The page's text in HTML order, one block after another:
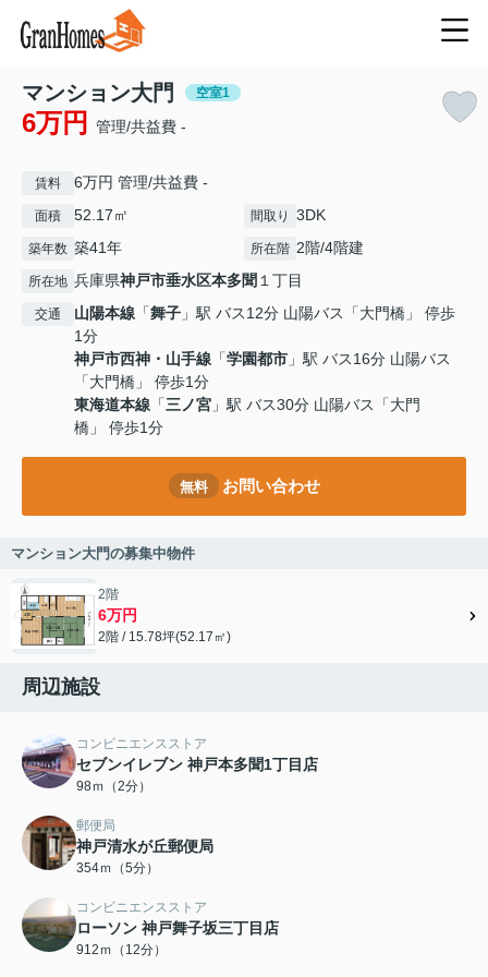
マンション大門 空室1
6万円 管理/共益費 -
賃料 6万円 管理/共益費 -
面積 52.17㎡ 間取り 3DK
築年数 築41年 所在階 2階/4階建
所在地 兵庫県神戸市垂水区本多聞 １丁目
交通 山陽本線 「舞子 」駅 バス12分 山陽バス「大門橋」 停歩
1分
神戸市西神・山手線 「学園都市 」駅 バス16分 山陽バス
「大門橋」 停歩1分
東海道本線 「三ノ宮 」駅 バス30分 山陽バス「大門
橋」 停歩1分
無料 お問い合わせ
マンション大門の募集中物件
2階
6万円
2階 / 15.78坪(52.17㎡)
周辺施設
コンビニエンスストア
セブンイレブン 神戸本多聞1丁目店
98ｍ（2分）
郵便局
神戸清水が丘郵便局
354ｍ（5分）
コンビニエンスストア
ローソン 神戸舞子坂三丁目店
912ｍ（12分）